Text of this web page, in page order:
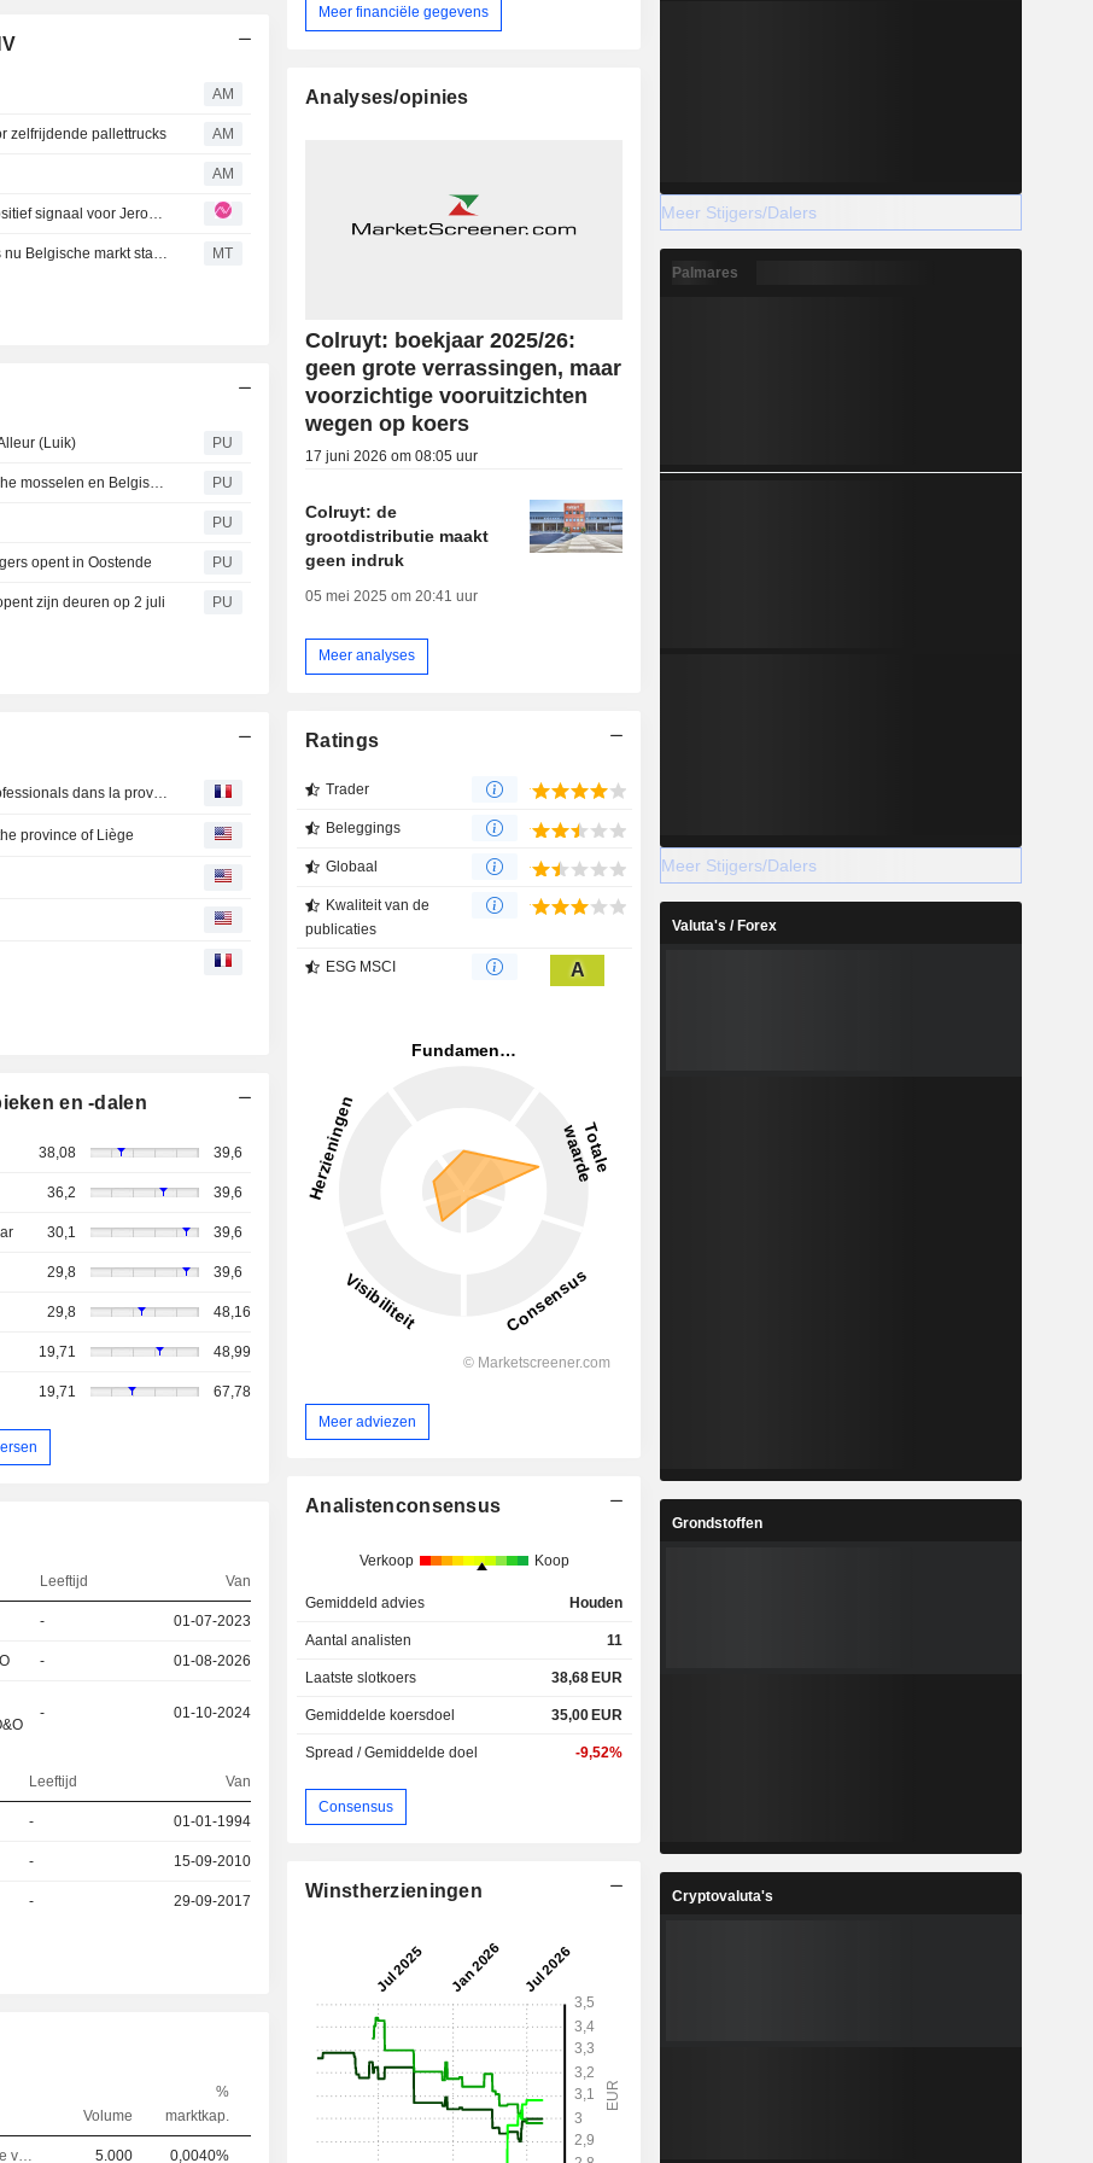
AM
zelfrijdende pallettrucks AM
AM
MT
(Luik) PU
PU
PU
opent in Oostende PU
zijn deuren op 2 juli PU
Colruyt : Ouverture d'un deuxième magasin Colruyt Professionals dans la province de Liège
province of Liège
en -dalen
38,08 39,6
36,2 39,6
30,1 39,6
29,8 39,6
29,8 48,16
19,71 48,99
19,71 67,78
Leeftijd Van
- 01-07-2023
- 01-08-2026
- 01-10-2024
Leeftijd Van
- 01-01-1994
- 15-09-2010
- 29-09-2017
Volume
%
marktkap.
5.000 0,0040%
Meer financiële gegevens
Analyses/opinies
Colruyt: boekjaar 2025/26:
geen grote verrassingen, maar
voorzichtige vooruitzichten
wegen op koers
17 juni 2026 om 08:05 uur
Colruyt: de
grootdistributie maakt
geen indruk
05 mei 2025 om 20:41 uur
Meer analyses
Ratings
Trader
Beleggings
Globaal
Kwaliteit van de
publicaties
ESG MSCI A
Meer adviezen
Analistenconsensus
Verkoop Koop
Gemiddeld advies Houden
Aantal analisten 11
Laatste slotkoers 38,68 EUR
Gemiddelde koersdoel 35,00 EUR
Spread / Gemiddelde doel -9,52%
Consensus
Winstherzieningen
Meer Stijgers/Dalers
Palmares
Meer Stijgers/Dalers
Valuta's / Forex
Grondstoffen
Cryptovaluta's